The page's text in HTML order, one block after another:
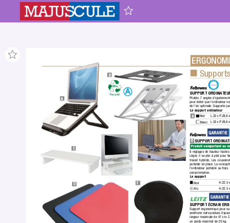
A
D E
SUPPORT ORDINA
Pliable. 7 angles
pour éviter que l’ordinateur
de l’air optimale. Supporte
Le support ordinateur
A Noir L.32 x P.28,6
Blanc L.32 x P.28,6
B SUPPORT ORDINA
Produit comportant au
6 réglages de hauteur
Léger, il se plie à plat pour
travail hybride. Les
portable en place. La
l'ordinateur portable au frais.
consommation.
Le support
Noir
H.22.5
Alu H.22.5
B
SUPPORT ÉCRAN
Support ergonomique pour
améliorer votre posture.
largeur maximale de 47 cm.
un poids maximal de 20 kg.
C